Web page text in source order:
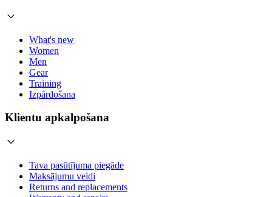
What's new
Women
Men
Gear
Training
Izpārdošana
Klientu apkalpošana
Tava pasūtījuma piegāde
Maksājumu veidi
Returns and replacements